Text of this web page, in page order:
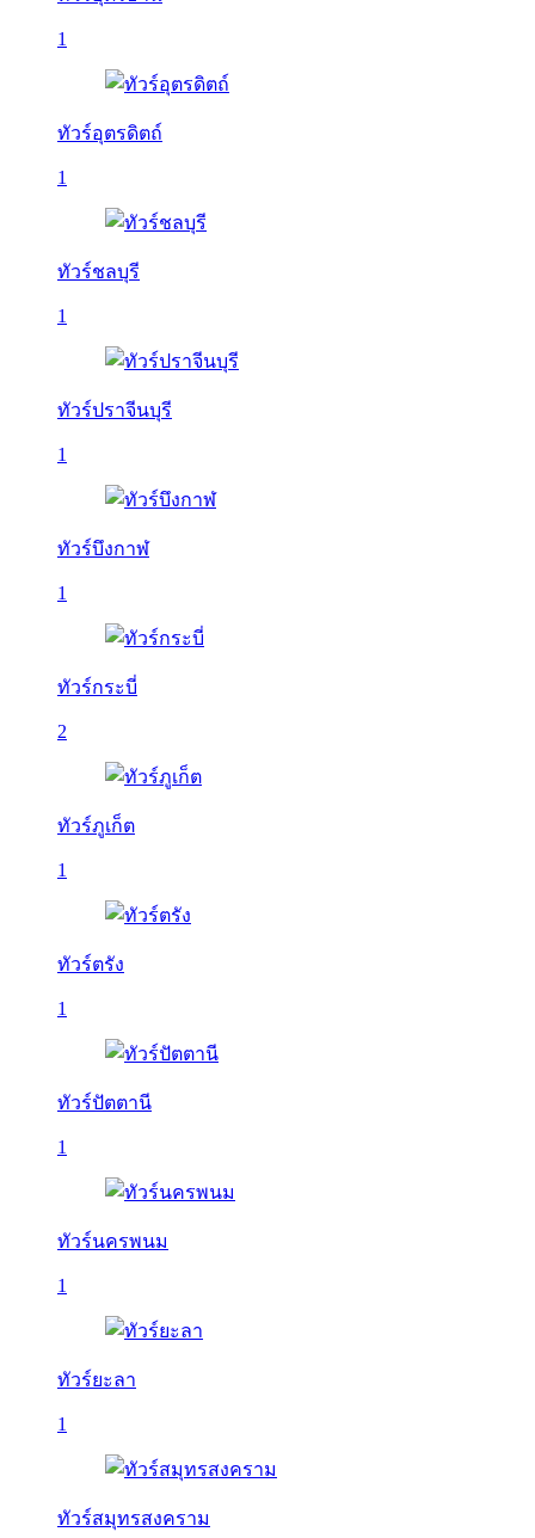
1
ทัวร์อุตรดิตถ์
1
ทัวร์ชลบุรี
1
ทัวร์ปราจีนบุรี
1
ทัวร์บึงกาฬ
1
ทัวร์กระบี่
2
ทัวร์ภูเก็ต
1
ทัวร์ตรัง
1
ทัวร์ปัตตานี
1
ทัวร์นครพนม
1
ทัวร์ยะลา
1
ทัวร์สมุทรสงคราม